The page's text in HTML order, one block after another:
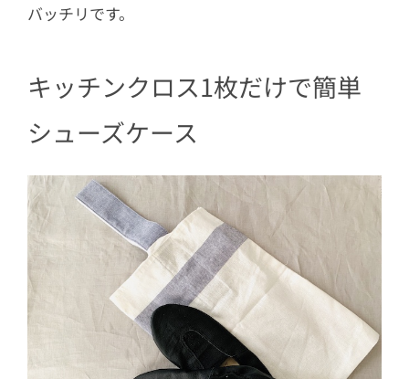
バッチリです。
キッチンクロス1枚だけで簡単
シューズケース